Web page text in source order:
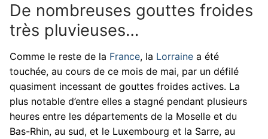
De nombreuses gouttes froides
très pluvieuses…
Comme le reste de la France, la Lorraine a été
touchée, au cours de ce mois de mai, par un défilé
quasiment incessant de gouttes froides actives. La
plus notable d’entre elles a stagné pendant plusieurs
heures entre les départements de la Moselle et du
Bas-Rhin, au sud, et le Luxembourg et la Sarre, au